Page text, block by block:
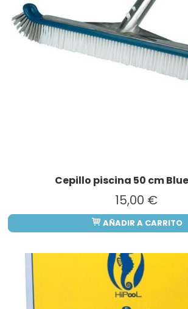
Cepillo piscina 50 cm Blue
15,00 €
AÑADIR A CARRITO